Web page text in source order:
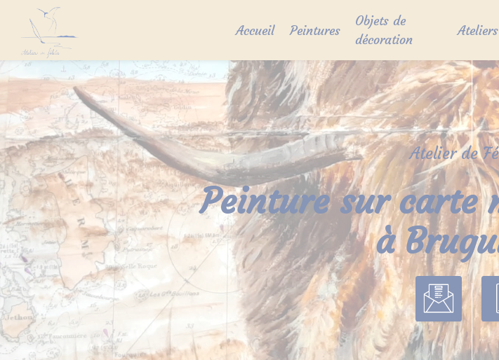
content
Accueil Peintures
Objets de
décoration
Ateliers
Atelier de
Peinture sur carte
à